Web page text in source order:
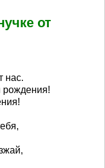
от
нас.
рождения!